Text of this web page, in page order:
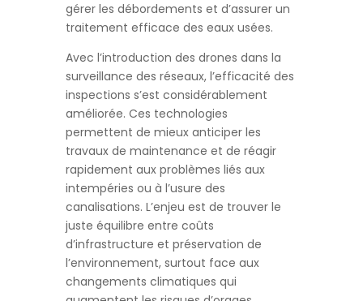
gérer les débordements et d’assurer un
traitement efficace des eaux usées.
Avec l’introduction des drones dans la
surveillance des réseaux, l’efficacité des
inspections s’est considérablement
améliorée. Ces technologies
permettent de mieux anticiper les
travaux de maintenance et de réagir
rapidement aux problèmes liés aux
intempéries ou à l’usure des
canalisations. L’enjeu est de trouver le
juste équilibre entre coûts
d’infrastructure et préservation de
l’environnement, surtout face aux
changements climatiques qui